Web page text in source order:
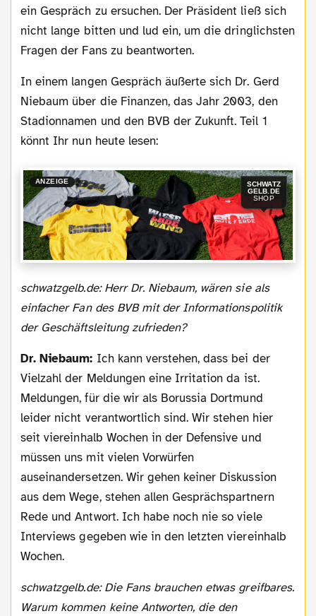
ein Gespräch zu ersuchen. Der Präsident ließ sich
nicht lange bitten und lud ein, um die dringlichsten
Fragen der Fans zu beantworten.
In einem langen Gespräch äußerte sich Dr. Gerd
Niebaum über die Finanzen, das Jahr 2003, den
Stadionnamen und den BVB der Zukunft. Teil 1
könnt Ihr nun heute lesen:
ANZEIGE
SCHWATZ
GELB.DE
SHOP
schwatzgelb.de: Herr Dr. Niebaum, wären sie als
einfacher Fan des BVB mit der Informationspolitik
der Geschäftsleitung zufrieden?
Dr. Niebaum: Ich kann verstehen, dass bei der
Vielzahl der Meldungen eine Irritation da ist.
Meldungen, für die wir als Borussia Dortmund
leider nicht verantwortlich sind. Wir stehen hier
seit viereinhalb Wochen in der Defensive und
müssen uns mit vielen Vorwürfen
auseinandersetzen. Wir gehen keiner Diskussion
aus dem Wege, stehen allen Gesprächspartnern
Rede und Antwort. Ich habe noch nie so viele
Interviews gegeben wie in den letzten viereinhalb
Wochen.
schwatzgelb.de: Die Fans brauchen etwas greifbares.
Warum kommen keine Antworten, die den